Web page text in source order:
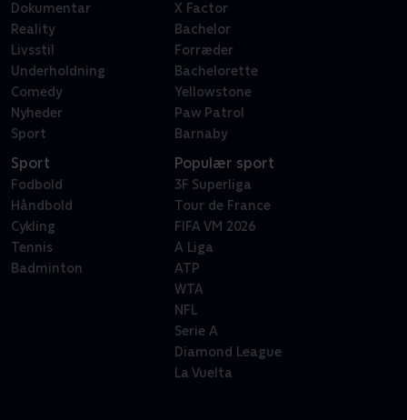
Dokumentar
Reality
Livsstil
Underholdning
Comedy
Nyheder
Sport
X Factor
Bachelor
Forræder
Bachelorette
Yellowstone
Paw Patrol
Barnaby
Sport
Fodbold
Håndbold
Cykling
Tennis
Badminton
Populær sport
3F Superliga
Tour de France
FIFA VM 2026
A Liga
ATP
WTA
NFL
Serie A
Diamond League
La Vuelta